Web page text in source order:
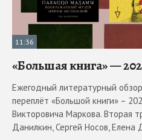
11:36
«Большая книга» —
Ежегодный литературный
переплёт «Большой книги» –
Викторовича Маркова. Вторая
Данилкин, Сергей Носов, Елена